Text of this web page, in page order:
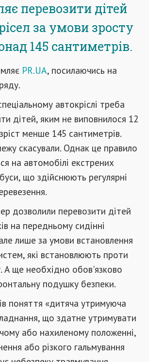
перевозити дітей
за умови зросту
145 сантиметрів.
PR.UA, посилаючись на
автокріслі треба
дітей, яким не виповнилося 12
менше 145 сантиметрів.
скасували. Однак це правило
на автомобілі екстрених
що здійснюють регулярні
дозволили перевозити дітей
на передньому сидінні
лише за умови встановлення
які встановлюють проти
А ще необхідно обов'язково
подушку безпеки.
поняття «дитяча утримуюча
що здатне утримувати
або нахиленому положенні,
або різкого гальмування